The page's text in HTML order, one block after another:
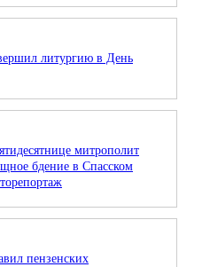
литургию в День
митрополит
бдение в Спасском
пензенских